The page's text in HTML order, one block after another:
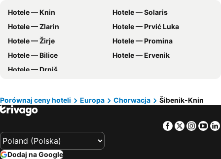
Hotele — Majorka
Hotele — Turcja
Hotele — Jezioro Garda
Hotele — Grecja
Hotele — Włochy
Hotele — Bieszczady
Hotele — Albania
Hotele — warmińsko-mazurskie
Hotele — Sardynia
Hotele — Kreta
Hotele — Hiszpania
Hotele — Sycylia
Hotele — Knin
Hotele — Solaris
Hotele — Zlarin
Hotele — Prvić Luka
Hotele — Žirje
Hotele — Promina
Hotele — Bilice
Hotele — Ervenik
Hotele — Drniš
Porównaj ceny hoteli Europa Chorwacja Šibenik-Knin
Facebook
Twitter
Dodaj na Google